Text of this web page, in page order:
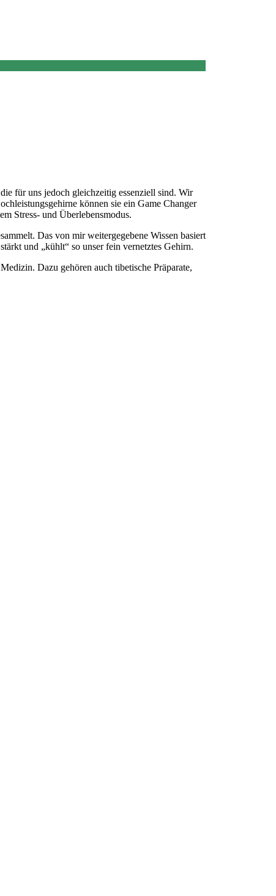
für uns jedoch gleichzeitig essenziell sind. Wir
können sie ein Game Changer
Stress- und Überlebensmodus.
Das von mir weitergegebene Wissen basiert
und „kühlt“ so unser fein vernetztes Gehirn.
Dazu gehören auch tibetische Präparate,